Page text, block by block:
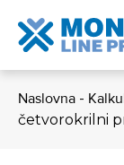
Naslovna -
četvorokrilni